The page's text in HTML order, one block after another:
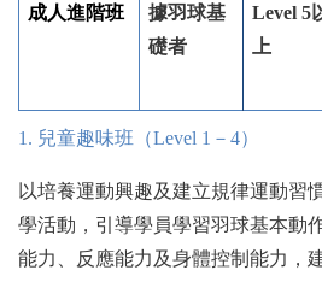
成人進階班
據羽球基
礎者
Level 5
上
1. 兒童趣味班（Level 1－4）
以培養運動興趣及建立規律運動習
學活動，引導學員學習羽球基本動
能力、反應能力及身體控制能力，